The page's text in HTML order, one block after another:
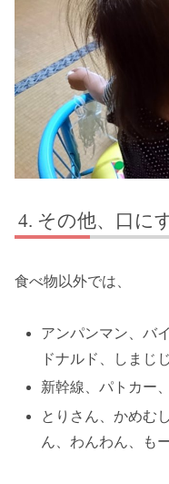
その他、口に
食べ物以外では、
アンパンマン、バ
ドナルド、しまじ
新幹線、パトカー
とりさん、かめむ
ん、わんわん、も